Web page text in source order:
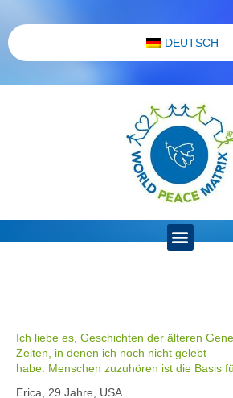
DEUTSCH
Ich liebe es, Geschichten der älteren
Zeiten, in denen ich noch nicht gelebt
habe. Menschen zuzuhören ist die Basis
Erica, 29 Jahre, USA